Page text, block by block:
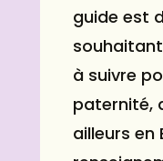
guide est
à suivre
paternité,
ailleurs en